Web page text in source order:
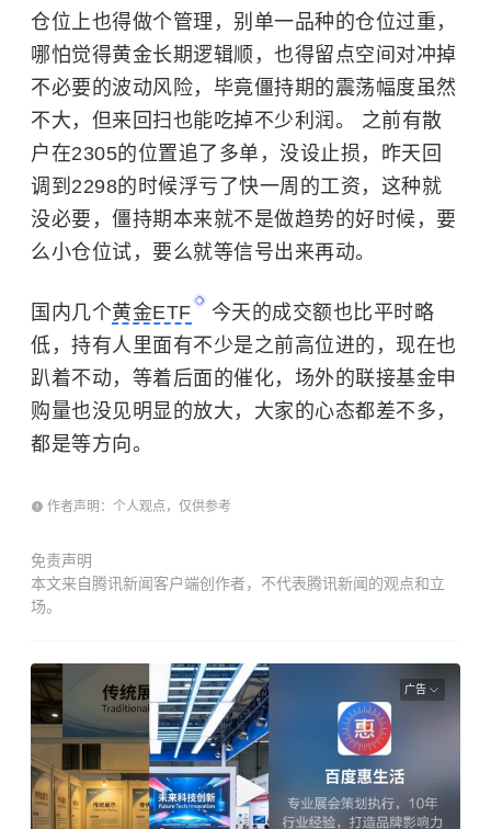
仓位上也得做个管理，别单一品种的仓位过重，
哪怕觉得黄金长期逻辑顺，也得留点空间对冲掉
不必要的波动风险，毕竟僵持期的震荡幅度虽然
不大，但来回扫也能吃掉不少利润。 之前有散
户在2305的位置追了多单，没设止损，昨天回
调到2298的时候浮亏了快一周的工资，这种就
没必要，僵持期本来就不是做趋势的好时候，要
么小仓位试，要么就等信号出来再动。
国内几个黄金ETF
今天的成交额也比平时略
低，持有人里面有不少是之前高位进的，现在也
趴着不动，等着后面的催化，场外的联接基金申
购量也没见明显的放大，大家的心态都差不多，
都是等方向。
作者声明：个人观点，仅供参考
免责声明
本文来自腾讯新闻客户端创作者，不代表腾讯新闻的观点和立
场。
广告